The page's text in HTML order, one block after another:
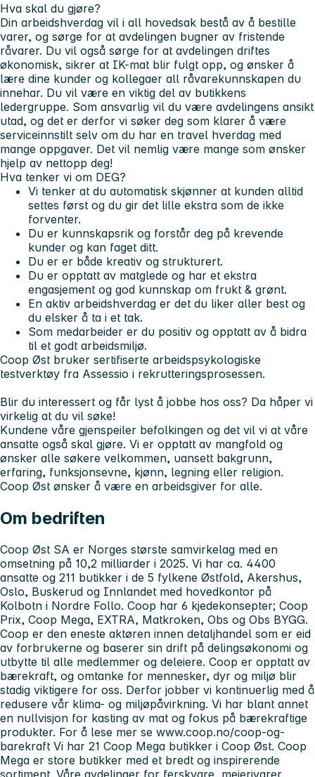
Hva skal du gjøre?
Din arbeidshverdag vil i all hovedsak bestå av å bestille
varer, og sørge for at avdelingen bugner av fristende
råvarer. Du vil også sørge for at avdelingen driftes
økonomisk, sikrer at IK-mat blir fulgt opp, og ønsker å
lære dine kunder og kollegaer all råvarekunnskapen du
innehar. Du vil være en viktig del av butikkens
ledergruppe. Som ansvarlig vil du være avdelingens ansikt
utad, og det er derfor vi søker deg som klarer å være
serviceinnstilt selv om du har en travel hverdag med
mange oppgaver. Det vil nemlig være mange som ønsker
hjelp av nettopp deg!
Hva tenker vi om DEG?
Vi tenker at du automatisk skjønner at kunden alltid
settes først og du gir det lille ekstra som de ikke
forventer.
Du er kunnskapsrik og forstår deg på krevende
kunder og kan faget ditt.
Du er er både kreativ og strukturert.
Du er opptatt av matglede og har et ekstra
engasjement og god kunnskap om frukt & grønt.
En aktiv arbeidshverdag er det du liker aller best og
du elsker å ta i et tak.
Som medarbeider er du positiv og opptatt av å bidra
til et godt arbeidsmiljø.
Coop Øst bruker sertifiserte arbeidspsykologiske
testverktøy fra Assessio i rekrutteringsprosessen.
Blir du interessert og får lyst å jobbe hos oss? Da håper vi
virkelig at du vil søke!
Kundene våre gjenspeiler befolkingen og det vil vi at våre
ansatte også skal gjøre. Vi er opptatt av mangfold og
ønsker alle søkere velkommen, uansett bakgrunn,
erfaring, funksjonsevne, kjønn, legning eller religion.
Coop Øst ønsker å være en arbeidsgiver for alle.
Om bedriften
Coop Øst SA er Norges største samvirkelag med en
omsetning på 10,2 milliarder i 2025. Vi har ca. 4400
ansatte og 211 butikker i de 5 fylkene Østfold, Akershus,
Oslo, Buskerud og Innlandet med hovedkontor på
Kolbotn i Nordre Follo. Coop har 6 kjedekonsepter; Coop
Prix, Coop Mega, EXTRA, Matkroken, Obs og Obs BYGG.
Coop er den eneste aktøren innen detaljhandel som er eid
av forbrukerne og baserer sin drift på delingsøkonomi og
utbytte til alle medlemmer og deleiere. Coop er opptatt av
bærekraft, og omtanke for mennesker, dyr og miljø blir
stadig viktigere for oss. Derfor jobber vi kontinuerlig med å
redusere vår klima- og miljøpåvirkning. Vi har blant annet
en nullvisjon for kasting av mat og fokus på bærekraftige
produkter. For å lese mer se www.coop.no/coop-og-
barekraft Vi har 21 Coop Mega butikker i Coop Øst. Coop
Mega er store butikker med et bredt og inspirerende
sortiment. Våre avdelinger for ferskvare, meierivarer,